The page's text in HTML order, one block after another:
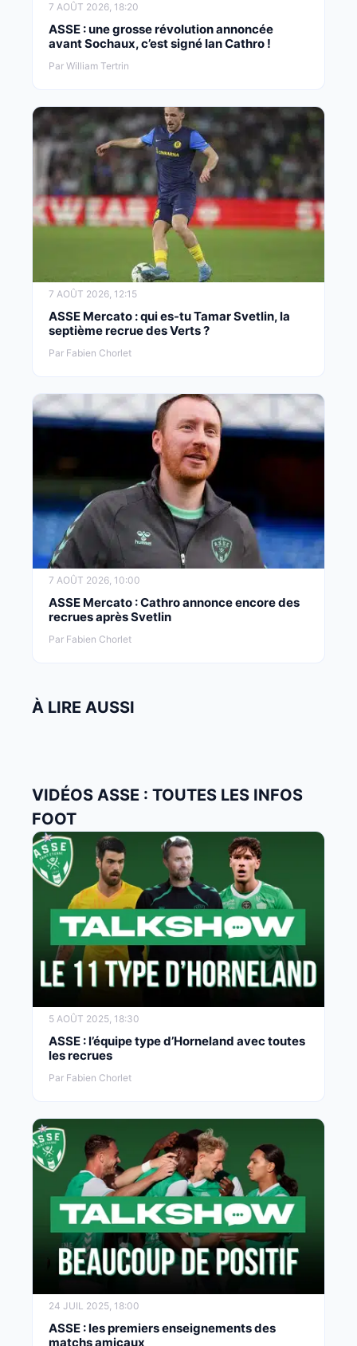
7 AOÛT 2026, 18:20
ASSE : une grosse révolution annoncée
avant Sochaux, c’est signé Ian Cathro !
Par William Tertrin
7 AOÛT 2026, 12:15
ASSE Mercato : qui es-tu Tamar Svetlin, la
septième recrue des Verts ?
Par Fabien Chorlet
7 AOÛT 2026, 10:00
ASSE Mercato : Cathro annonce encore des
recrues après Svetlin
Par Fabien Chorlet
À LIRE AUSSI
VIDÉOS ASSE : TOUTES LES INFOS
FOOT
5 AOÛT 2025, 18:30
ASSE : l’équipe type d’Horneland avec toutes
les recrues
Par Fabien Chorlet
24 JUIL 2025, 18:00
ASSE : les premiers enseignements des
matchs amicaux